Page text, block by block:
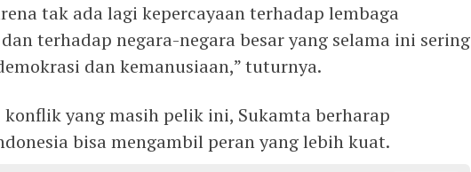
tak ada lagi kepercayaan terhadap lembaga
terhadap negara-negara besar yang selama ini sering
dan kemanusiaan,” tuturnya.
yang masih pelik ini, Sukamta berharap
bisa mengambil peran yang lebih kuat.